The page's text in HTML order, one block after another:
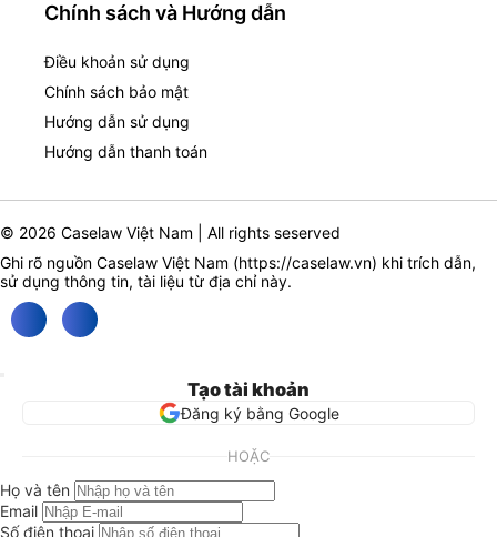
Chính sách và Hướng dẫn
Điều khoản sử dụng
Chính sách bảo mật
Hướng dẫn sử dụng
Hướng dẫn thanh toán
© 2026 Caselaw Việt Nam | All rights seserved
Ghi rõ nguồn Caselaw Việt Nam (https://caselaw.vn) khi trích dẫn,
sử dụng thông tin, tài liệu từ địa chỉ này.
Tạo tài khoản
Đăng ký bằng Google
HOẶC
Họ và tên
Email
Số điện thoại